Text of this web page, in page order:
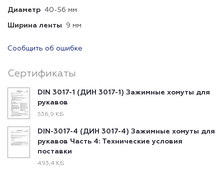
Диаметр 40-56 мм
Ширина ленты 9 мм
Сообщить об ошибке
Сертификаты
DIN 3017-1 (ДИН 3017-1) Зажимные хомуты для
рукавов
536,9 КБ
DIN-3017-4 (ДИН 3017-4) Зажимные хомуты для
рукавов Часть 4: Технические условия
поставки
493,4 КБ